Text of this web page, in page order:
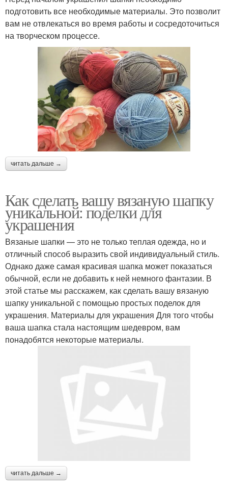
подготовить все необходимые материалы. Это позволит
вам не отвлекаться во время работы и сосредоточиться
на творческом процессе.
читать дальше →
Как сделать вашу вязаную шапку
уникальной: поделки для
украшения
Вязаные шапки — это не только теплая одежда, но и
отличный способ выразить свой индивидуальный стиль.
Однако даже самая красивая шапка может показаться
обычной, если не добавить к ней немного фантазии. В
этой статье мы расскажем, как сделать вашу вязаную
шапку уникальной с помощью простых поделок для
украшения. Материалы для украшения Для того чтобы
ваша шапка стала настоящим шедевром, вам
понадобятся некоторые материалы.
читать дальше →